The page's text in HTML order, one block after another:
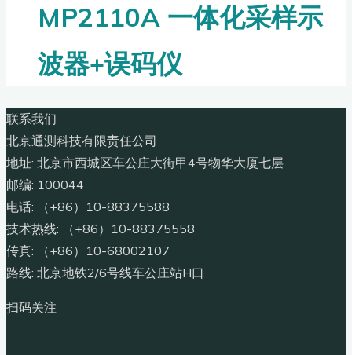
MP2110A 一体化采样示
波器+误码仪
联系我们
北京通测科技有限责任公司
地址: 北京市西城区车公庄大街甲4号物华大厦七层
邮编: 100044
电话: （+86）10-88375588
技术热线: （+86）10-88375558
传真: （+86）10-68002107
路线: 北京地铁2/6号线车公庄站H口
扫码关注